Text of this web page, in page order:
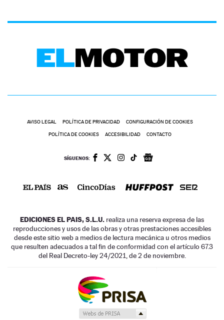
AVISO LEGAL POLÍTICA DE PRIVACIDAD CONFIGURACIÓN DE COOKIES
POLÍTICA DE COOKIES ACCESIBILIDAD CONTACTO
SÍGUENOS:
EDICIONES EL PAIS, S.L.U. realiza una reserva expresa de las
reproducciones y usos de las obras y otras prestaciones accesibles
desde este sitio web a medios de lectura mecánica u otros medios
que resulten adecuados a tal fin de conformidad con el artículo 67.3
del Real Decreto-ley 24/2021, de 2 de noviembre.